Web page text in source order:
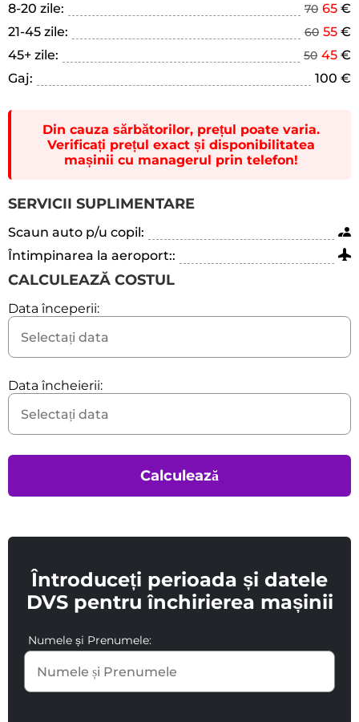
8-20 zile:
70 65 €
21-45 zile:
60 55 €
45+ zile:
50 45 €
Gaj:
100 €
Din cauza sărbătorilor, prețul poate varia.
Verificați prețul exact și disponibilitatea
mașinii cu managerul prin telefon!
SERVICII SUPLIMENTARE
Scaun auto p/u copil:
Întimpinarea la aeroport::
CALCULEAZĂ COSTUL
Data începerii:
Data încheierii:
Calculează
Întroduceți perioada și datele
DVS pentru închirierea mașinii
Numele și Prenumele: